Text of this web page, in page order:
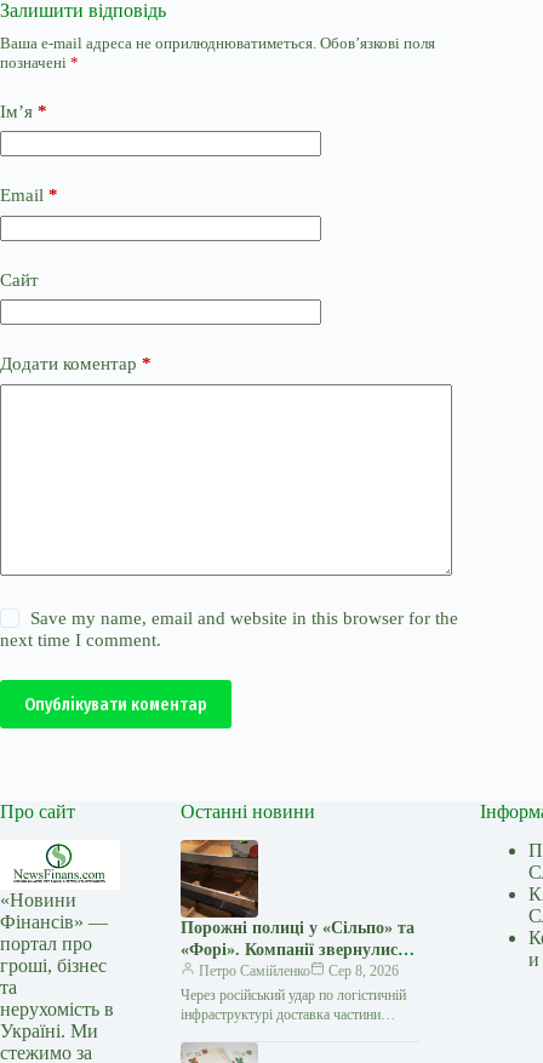
Залишити відповідь
Ваша e-mail адреса не оприлюднюватиметься. Обов’язкові поля
позначені *
Ім’я *
Email *
Сайт
Додати коментар *
Save my name, email and website in this browser for the
next time I comment.
Опублікувати коментар
Про сайт
«Новини
Фінансів» —
портал про
гроші, бізнес
та
нерухомість в
Україні. Ми
стежимо за
Останні новини
Порожні полиці у «Сільпо» та
«Форі». Компанії звернулися
до українців
Петро Самійленко
Сер 8, 2026
Через російський удар по логістичній
інфраструктурі доставка частини
більше часу У супермаркетах «Сільпо»
и